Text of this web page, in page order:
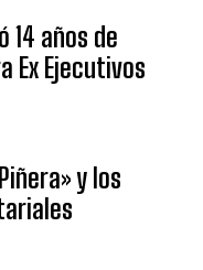
14 años de
Ex Ejecutivos
y los